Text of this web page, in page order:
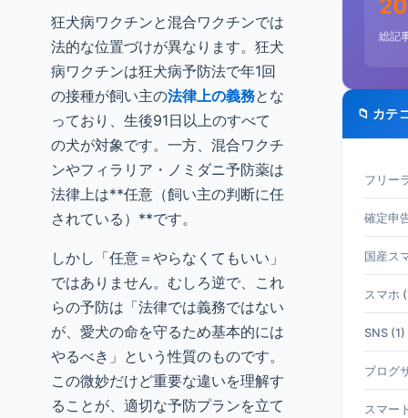
狂犬病ワクチンと混合ワクチンでは
法的な位置づけが異なります。狂犬
病ワクチンは狂犬病予防法で年1回
の接種が飼い主の法律上の義務とな
っており、生後91日以上のすべて
の犬が対象です。一方、混合ワクチ
ンやフィラリア・ノミダニ予防薬は
法律上は**任意（飼い主の判断に任
されている）**です。
しかし「任意＝やらなくてもいい」
ではありません。むしろ逆で、これ
らの予防は「法律では義務ではない
が、愛犬の命を守るため基本的には
やるべき」という性質のものです。
この微妙だけど重要な違いを理解す
ることが、適切な予防プランを立て
総記
📁 カテ
フリー
確定申
国産ス
スマホ
SNS (1)
ブログ
スマー